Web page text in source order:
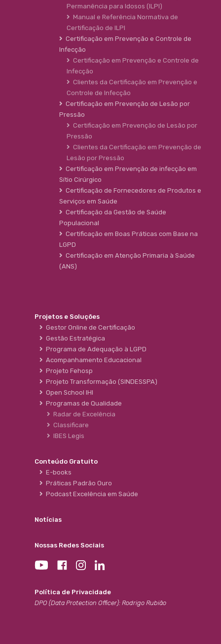
Permanência para Idosos (ILPI)
Manual e Referência Normativa de
Certificação de ILPI
Certificação em Prevenção e Controle de
Infecção
Certificação em Prevenção e Controle de
Infecção
Clientes da Certificação em Prevenção e
Controle de Infecção
Certificação em Prevenção de Lesão por
Pressão
Certificação em Prevenção de Lesão por
Pressão
Clientes da Certificação em Prevenção de
Lesão por Pressão
Certificação em Prevenção de infecção em
Sítio Cirúrgico
Certificação de Fornecedores de Produtos e
Serviços em Saúde
Certificação da Gestão de Saúde
Populacional
Certificação em Boas Práticas com Base na
LGPD
Certificação em Atenção Primaria à Saúde
(ANS)
Projetos e Soluções
Gestor Online de Certificação
Gestão Estratégica
Programa de Adequação à LGPD
Acompanhamento Educacional
Projeto Fehosp
Projeto Transformação (SINDESSPA)
Open School IHI
Programas de Qualidade
Radar de Excelência
Classificare
IBES Legis
Conteúdo Gratuito
E-books
Práticas Padrão Ouro
Podcast Excelência em Saúde
Notícias
Nossas Redes Sociais
Política de Privacidade
DPO (Data Protection Officer): Rodrigo Rubião